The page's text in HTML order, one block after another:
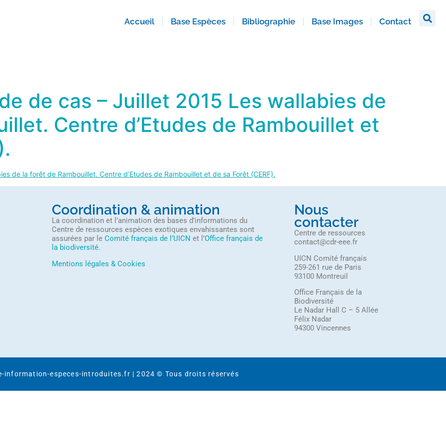
Accueil Base Espèces Bibliographie Base Images Contact
de cas – Juillet 2015 Les wallabies de
Centre d’Etudes de Rambouillet et
de la forêt de Rambouillet. Centre d’Etudes de Rambouillet et de sa Forêt (CERF).
Coordination & animation
La coordination et l’animation des bases d’informations du
Centre de ressources espèces exotiques envahissantes sont
assurées par le Comité français de l’UICN et l’Office français de
la biodiversité.
Mentions légales & Cookies
Nous
contacter
Centre de ressources
contact@cdr-eee.fr
UICN Comité français
259-261 rue de Paris
93100 Montreuil
Office Français de la
Biodiversité
Le Nadar Hall C – 5 Allée
Félix Nadar
94300 Vincennes
information-especes-introduites.fr | 2024 © Tous droits réservés